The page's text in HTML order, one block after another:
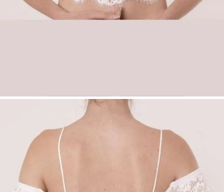
Produktart:
Make Up – Top
Prinzessinnen Brautlook